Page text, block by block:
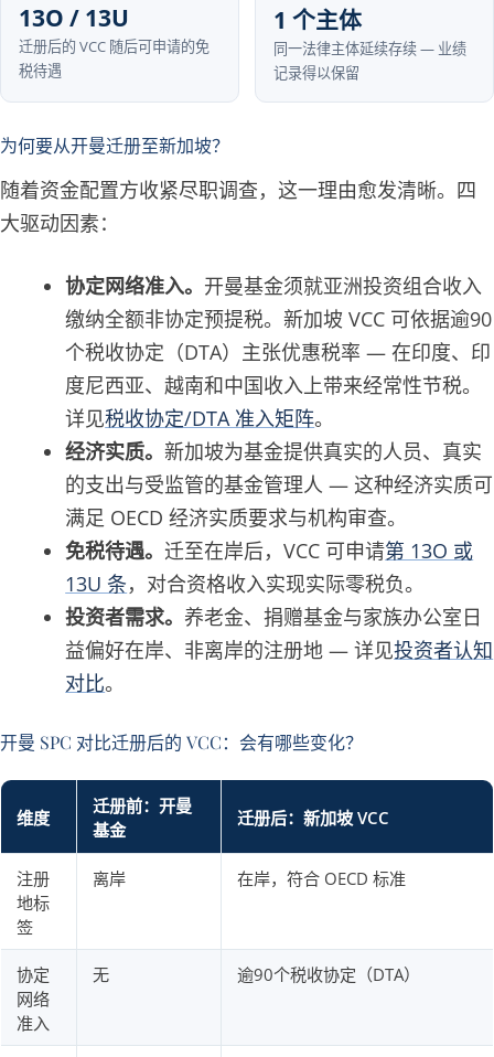
13O / 13U
迁册后的 VCC 随后可申请的免
税待遇
1 个主体
同一法律主体延续存续 — 业绩
记录得以保留
为何要从开曼迁册至新加坡？
随着资金配置方收紧尽职调查，这一理由愈发清晰。四
大驱动因素：
协定网络准入。 开曼基金须就亚洲投资组合收入
缴纳全额非协定预提税。新加坡 VCC 可依据逾90
个税收协定（DTA）主张优惠税率 — 在印度、印
度尼西亚、越南和中国收入上带来经常性节税。
详见税收协定/DTA 准入矩阵。
经济实质。新加坡为基金提供真实的人员、真实
的支出与受监管的基金管理人 — 这种经济实质可
满足 OECD 经济实质要求与机构审查。
免税待遇。 迁至在岸后，VCC 可申请第 13O 或
13U 条，对合资格收入实现实际零税负。
投资者需求。 养老金、捐赠基金与家族办公室日
益偏好在岸、非离岸的注册地 — 详见投资者认知
对比。
开曼 SPC 对比迁册后的 VCC：会有哪些变化？
维度
迁册前：开曼
基金
迁册后：新加坡 VCC
注册
地标
签
离岸 在岸，符合 OECD 标准
协定
网络
准入
无 逾90个税收协定（DTA）